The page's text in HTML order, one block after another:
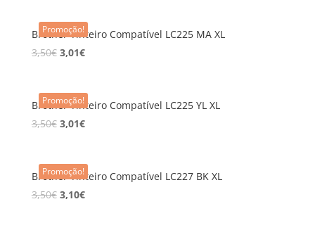
Promoção!
Brother Tinteiro Compatível LC225 MA XL
3,50€ 3,01€
Promoção!
Brother Tinteiro Compatível LC225 YL XL
3,50€ 3,01€
Promoção!
Brother Tinteiro Compatível LC227 BK XL
3,50€ 3,10€